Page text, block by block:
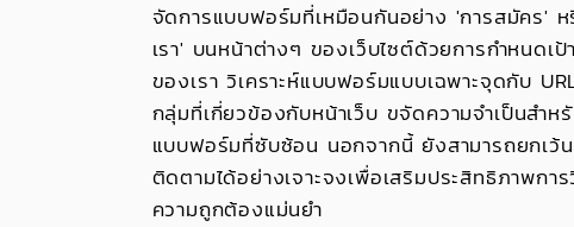
จัดการแบบฟอร์มที่เหมือนกันอย่าง 'การสมัคร'
เรา' บนหน้าต่างๆ ของเว็บไซต์ด้วยการกำหนดเป้
ของเรา วิเคราะห์แบบฟอร์มแบบเฉพาะจุดกับ
กลุ่มที่เกี่ยวข้องกับหน้าเว็บ ขจัดความจำเป็นสำห
แบบฟอร์มที่ซับซ้อน นอกจากนี้ ยังสามารถยกเว้น
ติดตามได้อย่างเจาะจงเพื่อเสริมประสิทธิภาพการ
ความถูกต้องแม่นยำ